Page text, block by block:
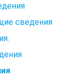
сведения